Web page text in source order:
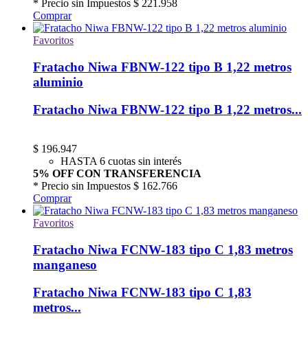
* Precio sin Impuestos $ 221.958
Comprar
Favoritos
Fratacho Niwa FBNW-122 tipo B 1,22 metros
aluminio
Fratacho Niwa FBNW-122 tipo B 1,22 metros...
$ 196.947
HASTA 6 cuotas sin interés
5% OFF CON TRANSFERENCIA
* Precio sin Impuestos $ 162.766
Comprar
Favoritos
Fratacho Niwa FCNW-183 tipo C 1,83 metros
manganeso
Fratacho Niwa FCNW-183 tipo C 1,83
metros...